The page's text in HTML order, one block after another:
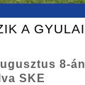
A GYULAI
8-án
SKE